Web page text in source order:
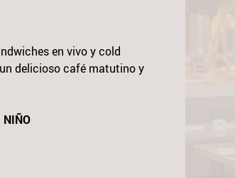
en vivo y cold
delicioso café matutino y
NIÑO